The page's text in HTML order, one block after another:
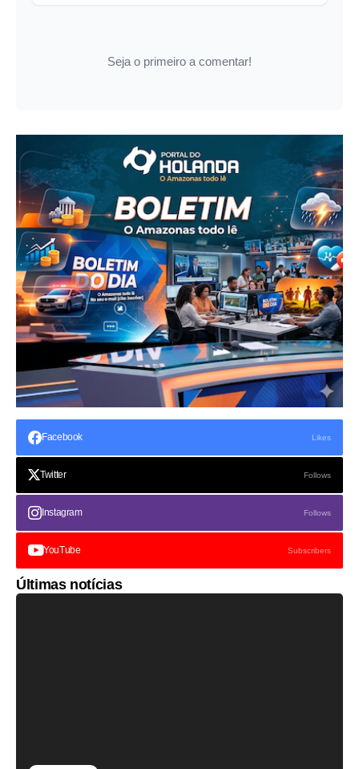
Seja o primeiro a comentar!
Facebook Likes
Twitter Follows
Instagram Follows
YouTube Subscribers
Últimas notícias